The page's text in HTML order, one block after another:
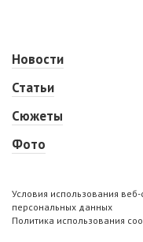
Новости
Статьи
Сюжеты
Фото
Условия использования
персональных данных
Политика использования